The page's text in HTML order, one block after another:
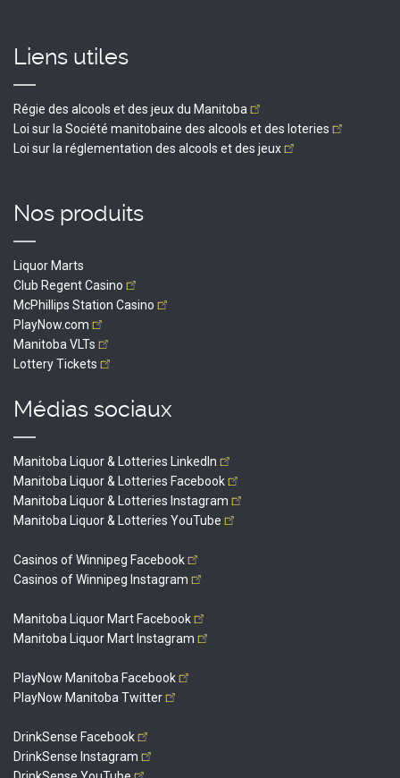
Liens utiles
Régie des alcools et des jeux du Manitoba
Loi sur la Société manitobaine des alcools et des loteries
Loi sur la réglementation des alcools et des jeux
Nos produits
Liquor Marts
Club RegentCasino
McPhillips Station Casino
PlayNow.com
Manitoba VLTs
LotteryTickets
Médias sociaux
Manitoba Liquor & Lotteries
LinkedIn
Manitoba Liquor & Lotteries Facebook
Manitoba Liquor & Lotteries Instagram
Manitoba Liquor & Lotteries YouTube
Casinos of Winnipeg Facebook
Casinos of Winnipeg Instagram
Manitoba Liquor Mart Facebook
Manitoba Liquor Mart Instagram
PlayNow Manitoba Facebook
PlayNow Manitoba Twitter
DrinkSense Facebook
DrinkSense Instagram